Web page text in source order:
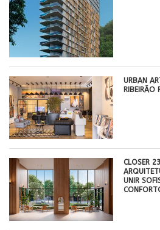
​URBAN
RIBEIRÃO
CLOSER
UNIR